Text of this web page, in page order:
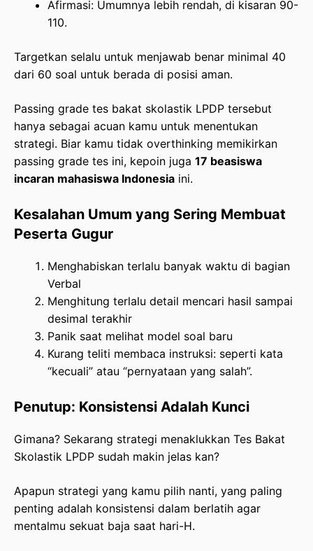
Afirmasi: Umumnya lebih rendah, di kisaran 90-
110.
Targetkan selalu untuk menjawab benar minimal 40
dari 60 soal untuk berada di posisi aman.
Passing grade tes bakat skolastik LPDP tersebut
hanya sebagai acuan kamu untuk menentukan
strategi. Biar kamu tidak overthinking memikirkan
passing grade tes ini, kepoin juga 17 beasiswa
incaran mahasiswa Indonesia ini.
Kesalahan Umum yang Sering Membuat
Peserta Gugur
Menghabiskan terlalu banyak waktu di bagian
Verbal
Menghitung terlalu detail mencari hasil sampai
desimal terakhir
Panik saat melihat model soal baru
Kurang teliti membaca instruksi: seperti kata
“kecuali” atau “pernyataan yang salah”.
Penutup: Konsistensi Adalah Kunci
Gimana? Sekarang strategi menaklukkan Tes Bakat
Skolastik LPDP sudah makin jelas kan?
Apapun strategi yang kamu pilih nanti, yang paling
penting adalah konsistensi dalam berlatih agar
mentalmu sekuat baja saat hari-H.